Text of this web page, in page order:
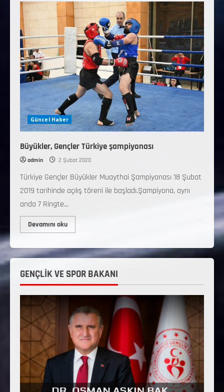
Güncel Haber
Büyükler, Gençler Türkiye şampiyonası
admin 2 Şubat 2020
Türkiye Gençler Büyükler Muaythai Şampiyonası 18 Şubat
2019 tarihinde açılış töreni ile başladı.Şampiyona, aynı
anda 7 Ringte...
Devamını oku
GENÇLİK VE SPOR BAKANI